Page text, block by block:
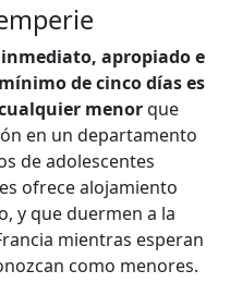
apropiado e
de cinco días es
menorque
en un departamento
de adolescentes
ofrece alojamiento
y que duermen a la
mientras esperan
como menores.